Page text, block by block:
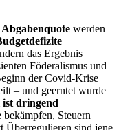
werden
das Ergebnis
Föderalismus und
der Covid-Krise
– und geerntet wurde
ist dringend
Steuern